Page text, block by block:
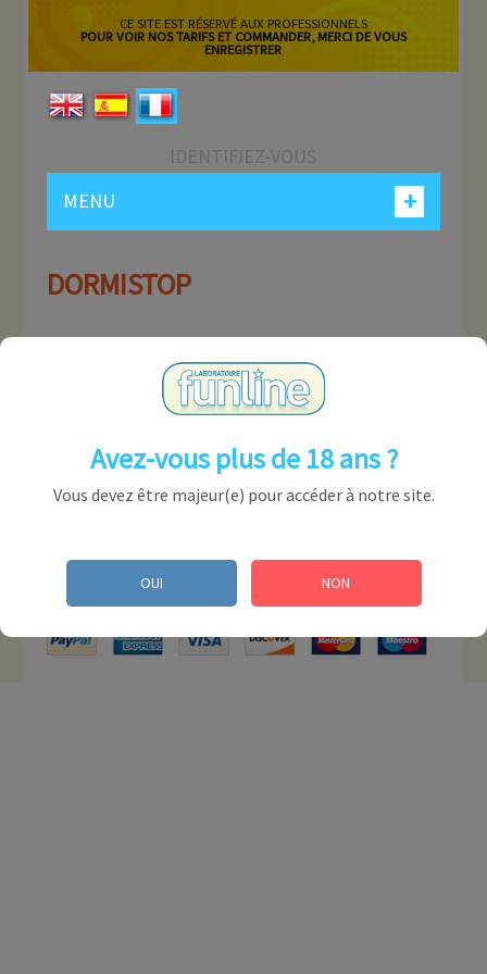
Avez-vous plus de 18 ans ?
Vous devez être majeur(e) pour accéder à notre site.
OUI NON
CE SITE EST RÉSERVÉ AUX PROFESSIONNELS
POUR VOIR NOS TARIFS ET COMMANDER, MERCI DE VOUS
ENREGISTRER
IDENTIFIEZ-VOUS
+
MENU
DORMISTOP
Pas de produit pour cette marque.
MON COMPTE
INFORMATION